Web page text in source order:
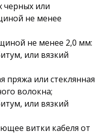
черных или
не менее
не менее 2,0 мм:
или вязкий
пряжа или стеклянная
волокна;
или вязкий
витки кабеля от